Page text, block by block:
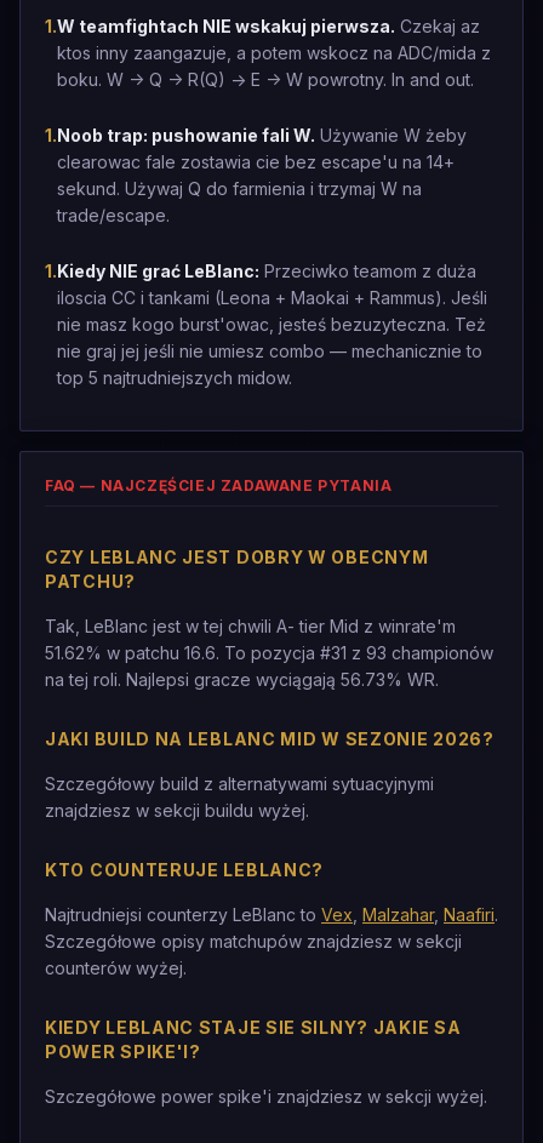
1.W teamfightach NIE wskakuj pierwsza. Czekaj az
ktos inny zaangazuje, a potem wskocz na ADC/mida z
boku. W -> Q -> R(Q) -> E -> W powrotny. In and out.
1.Noob trap: pushowanie fali W. Używanie W żeby
clearowac fale zostawia cie bez escape'u na 14+
sekund. Używaj Q do farmienia i trzymaj W na
trade/escape.
1.Kiedy NIE grać LeBlanc: Przeciwko teamom z duża
iloscia CC i tankami (Leona + Maokai + Rammus). Jeśli
nie masz kogo burst'owac, jesteś bezuzyteczna. Też
nie graj jej jeśli nie umiesz combo — mechanicznie to
top 5 najtrudniejszych midow.
FAQ — NAJCZĘŚCIEJ ZADAWANE PYTANIA
CZY LEBLANC JEST DOBRY W OBECNYM
PATCHU?
Tak, LeBlanc jest w tej chwili A- tier Mid z winrate'm
51.62% w patchu 16.6. To pozycja #31 z 93 championów
na tej roli. Najlepsi gracze wyciągają 56.73% WR.
JAKI BUILD NA LEBLANC MID W SEZONIE 2026?
Szczegółowy build z alternatywami sytuacyjnymi
znajdziesz w sekcji buildu wyżej.
KTO COUNTERUJE LEBLANC?
Najtrudniejsi counterzy LeBlanc to Vex Malzahar, Naafiri.
Szczegółowe opisy matchupów znajdziesz w sekcji
counterów wyżej.
KIEDY LEBLANC STAJE SIE SILNY? JAKIE SA
POWER SPIKE'I?
Szczegółowe power spike'i znajdziesz w sekcji wyżej.